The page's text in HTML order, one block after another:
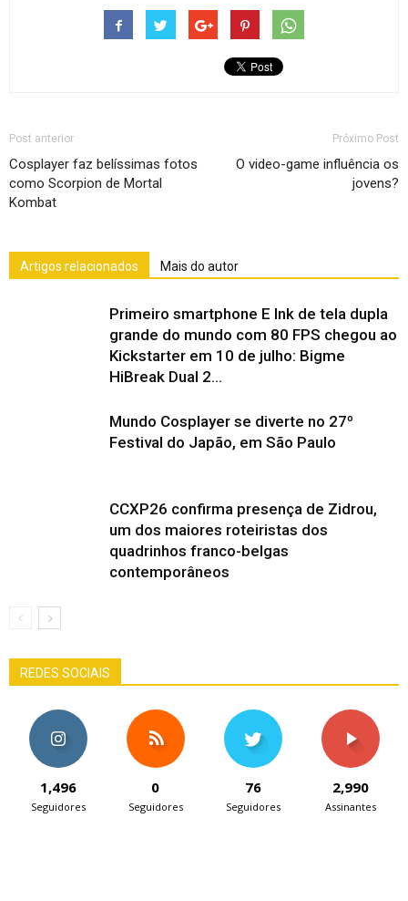
Post anterior
Cosplayer faz belíssimas fotos
como Scorpion de Mortal
Kombat
Próximo Post
O video-game influência os
jovens?
Artigos relacionados Mais do autor
Primeiro smartphone E Ink de tela dupla
grande do mundo com 80 FPS chegou ao
Kickstarter em 10 de julho: Bigme
HiBreak Dual 2...
Mundo Cosplayer se diverte no 27º
Festival do Japão, em São Paulo
CCXP26 confirma presença de Zidrou,
um dos maiores roteiristas dos
quadrinhos franco-belgas
contemporâneos
REDES SOCIAIS
1,496
Seguidores
0
Seguidores
76
Seguidores
2,990
Assinantes